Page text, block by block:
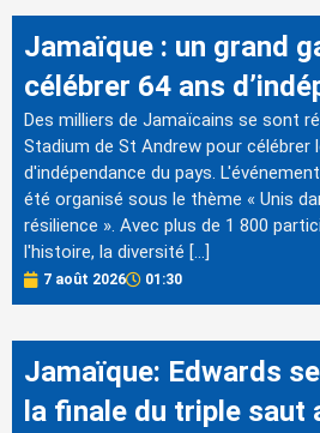
Jamaïque : un grand
célébrer 64 ans
Des milliers de Jamaïcains se sont
Stadium de St Andrew pour célébrer
d'indépendance du pays.
été organisé sous le thème « Unis
résilience ». Avec plus de 1 800
l'histoire, la diversité […]
7 août 2026 01:30
Jamaïque: Edwards
la finale du triple saut